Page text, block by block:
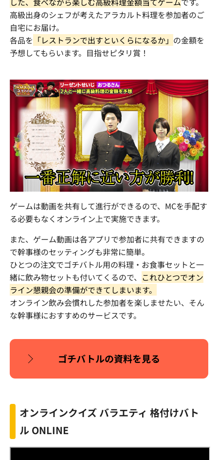
高級出身のシェフが考えたアラカルト料理を参加者のご
自宅にお届け。
各品を 「レストランで出すといくらになるか」 の金額を
予想してもらいます。目指せピタリ賞！
ゲームは動画を共有して進行ができるので、 MCを手配す
る必要もなくオンライン上で実施できます。
また、ゲーム動画は各アプリで参加者に共有できますの
で幹事様のセッティングも非常に簡単。
ひとつの注文でゴチバトル用の料理・お食事セットと一
緒に飲み物セットも付いてくるので、 これひとつでオン
ライン懇親会の準備ができてしまいます。
オンライン飲み会慣れした参加者を楽しませたい、そん
な幹事様におすすめのサービスです。
ゴチバトルの資料を見る
オンラインクイズ バラエティ 格付けバト
ル ONLINE